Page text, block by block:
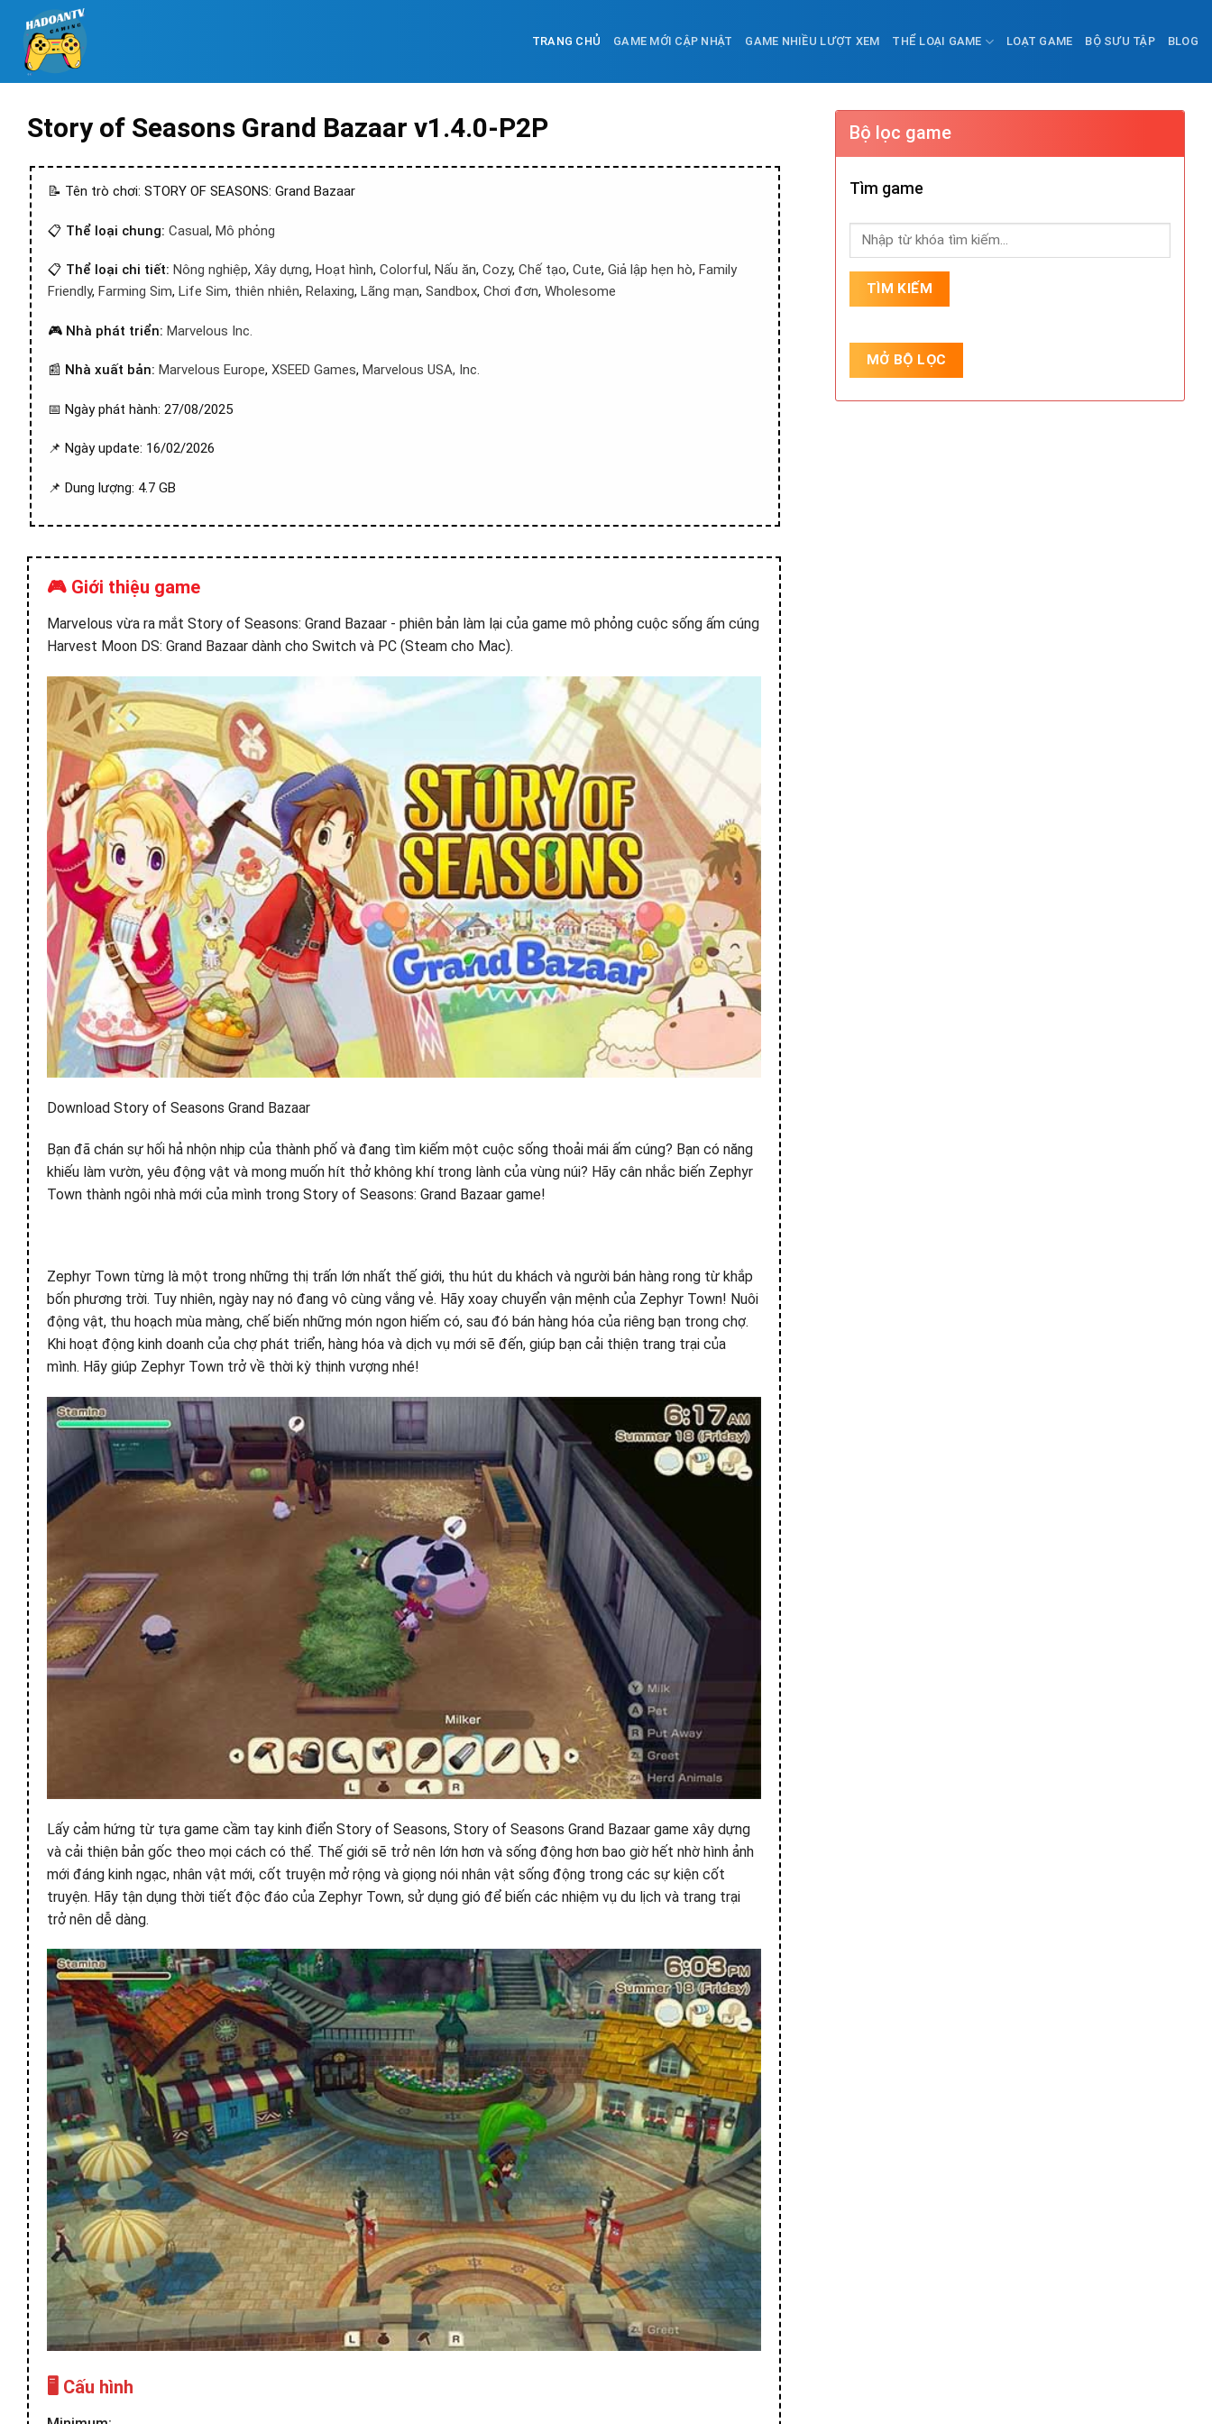
TRANG CHỦ GAME MỚI CẬP NHẬT GAME NHIỀU LƯỢT XEM THỂ LOẠI GAME LOẠT GAME BỘ SƯU TẬP BLOG
Story of Seasons Grand Bazaar v1.4.0-P2P
📝 Tên trò chơi: STORY OF SEASONS: Grand Bazaar
📋 Thể loại chung: Casual, Mô phỏng
📋 Thể loại chi tiết: Nông nghiệp, Xây dựng, Hoạt hình, Colorful, Nấu ăn, Cozy, Chế tạo, Cute, Giả lập hẹn hò, Family
Friendly, Farming Sim, Life Sim, thiên nhiên, Relaxing, Lãng mạn, Sandbox, Chơi đơn, Wholesome
🎮 Nhà phát triển: Marvelous Inc.
📰 Nhà xuất bản: Marvelous Europe, XSEED Games, Marvelous USA, Inc.
📅 Ngày phát hành: 27/08/2025
📌 Ngày update: 16/02/2026
📌 Dung lượng: 4.7 GB
🎮 Giới thiệu game
Marvelous vừa ra mắt Story of Seasons: Grand Bazaar - phiên bản làm lại của game mô phỏng cuộc sống ấm cúng
Harvest Moon DS: Grand Bazaar dành cho Switch và PC (Steam cho Mac).
Download Story of Seasons Grand Bazaar
Bạn đã chán sự hối hả nhộn nhịp của thành phố và đang tìm kiếm một cuộc sống thoải mái ấm cúng? Bạn có năng
khiếu làm vườn, yêu động vật và mong muốn hít thở không khí trong lành của vùng núi? Hãy cân nhắc biến Zephyr
Town thành ngôi nhà mới của mình trong Story of Seasons: Grand Bazaar game!
Zephyr Town từng là một trong những thị trấn lớn nhất thế giới, thu hút du khách và người bán hàng rong từ khắp
bốn phương trời. Tuy nhiên, ngày nay nó đang vô cùng vắng vẻ. Hãy xoay chuyển vận mệnh của Zephyr Town! Nuôi
động vật, thu hoạch mùa màng, chế biến những món ngon hiếm có, sau đó bán hàng hóa của riêng bạn trong chợ.
Khi hoạt động kinh doanh của chợ phát triển, hàng hóa và dịch vụ mới sẽ đến, giúp bạn cải thiện trang trại của
mình. Hãy giúp Zephyr Town trở về thời kỳ thịnh vượng nhé!
Lấy cảm hứng từ tựa game cầm tay kinh điển Story of Seasons, Story of Seasons Grand Bazaar game xây dựng
và cải thiện bản gốc theo mọi cách có thể. Thế giới sẽ trở nên lớn hơn và sống động hơn bao giờ hết nhờ hình ảnh
mới đáng kinh ngạc, nhân vật mới, cốt truyện mở rộng và giọng nói nhân vật sống động trong các sự kiện cốt
truyện. Hãy tận dụng thời tiết độc đáo của Zephyr Town, sử dụng gió để biến các nhiệm vụ du lịch và trang trại
trở nên dễ dàng.
🖥️ Cấu hình
Bộ lọc game
Tìm game